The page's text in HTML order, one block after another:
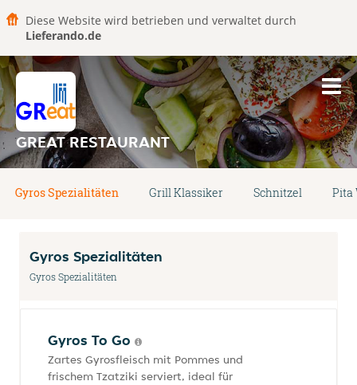
Diese Website wird betrieben und verwaltet durch
Lieferando.de
GREAT RESTAURANT
Gyros Spezialitäten Grill Klassiker Schnitzel Pita
Gyros Spezialitäten
Gyros Spezialitäten
Gyros To Go
Zartes Gyrosfleisch mit Pommes und
frischem Tzatziki serviert, ideal für